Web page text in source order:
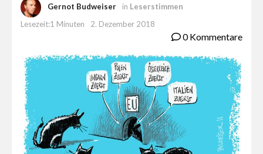
Gernot Budweiser in Leserstimmen
Lesezeit:1 Minuten
2. Dezember 2018
0 Kommentare